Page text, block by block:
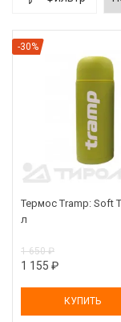
-30%
Термос Tramp: Soft
л
1 650 ₽
1 155 ₽
КУПИТЬ